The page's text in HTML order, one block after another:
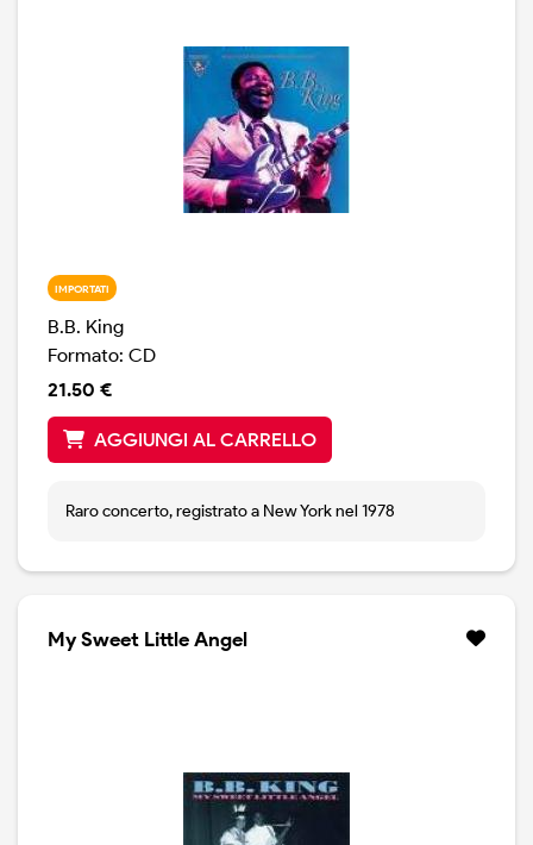
IMPORTATI
B.B. King
Formato: CD
21.50 €
AGGIUNGI AL CARRELLO
Raro concerto, registrato a New York nel 1978
My Sweet Little Angel